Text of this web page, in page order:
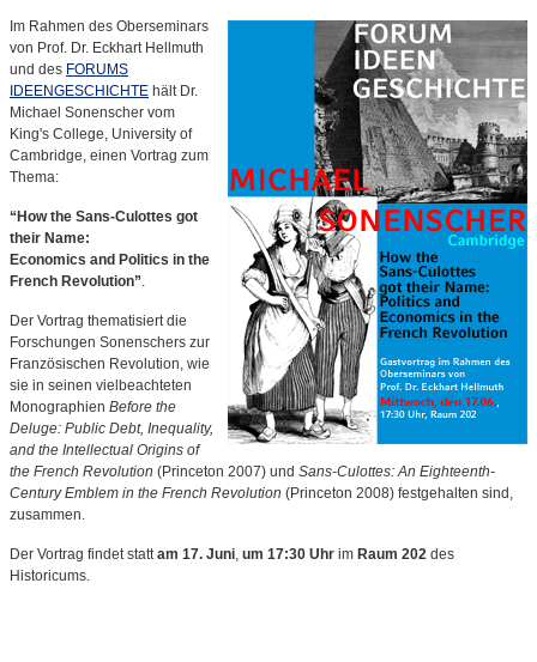
Im Rahmen des Oberseminars
von Prof. Dr. Eckhart Hellmuth
und des FORUMS
IDEENGESCHICHTE hält Dr.
Michael Sonenscher vom
King's College, University of
Cambridge, einen Vortrag zum
Thema:
“How the Sans-Culottes got
their Name:
Economics and Politics in the
French Revolution”.
Der Vortrag thematisiert die
Forschungen Sonenschers zur
Französischen Revolution, wie
sie in seinen vielbeachteten
Monographien Before the
Deluge: Public Debt, Inequality,
and the Intellectual Origins of
the French Revolution (Princeton 2007) und Sans-Culottes: An Eighteenth-
Century Emblem in the French Revolution (Princeton 2008) festgehalten sind,
zusammen.
Der Vortrag findet stattam 17. Juni, um 17:30 Uhr im Raum 202 des
Historicums.